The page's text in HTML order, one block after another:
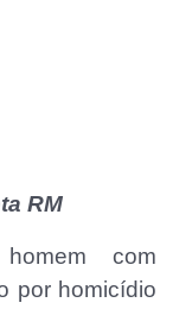
RM
com
por homicídio